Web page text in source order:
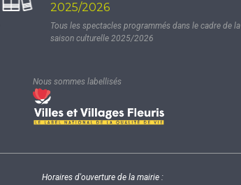
2025/2026
Tous les spectacles programmés dans le cadre de la
saison culturelle 2025/2026
Nous sommes labellisés
Horaires d'ouverture de la mairie :